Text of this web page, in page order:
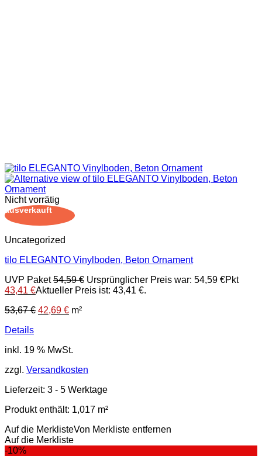
Nicht vorrätig
ausverkauft
Uncategorized
tilo ELEGANTO Vinylboden, Beton Ornament
UVP Paket 54,59€ Ursprünglicher Preis war: 54,59 €Pkt
43,41 €Aktueller Preis ist: 43,41 €.
53,67€ 42,69 € m²
Details
inkl. 19 % MwSt.
zzgl. Versandkosten
Lieferzeit: 3 - 5 Werktage
Produkt enthält: 1,017 m²
Auf die MerklisteVon Merkliste entfernen
Auf die Merkliste
-10%